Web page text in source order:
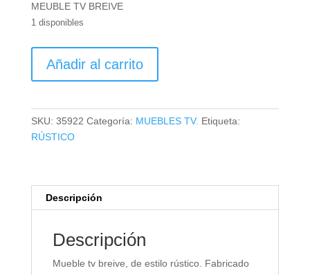
MEUBLE TV BREIVE
1 disponibles
Añadir al carrito
SKU: 35922 Categoría: MUEBLES TV. Etiqueta:
RÚSTICO
Descripción
Descripción
Mueble tv breive, de estilo rústico. Fabricado